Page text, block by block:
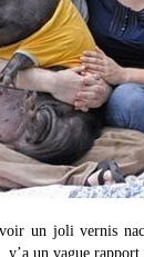
un joli vernis
y’a un vague